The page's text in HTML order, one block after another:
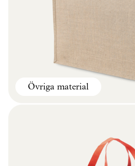
Övriga material